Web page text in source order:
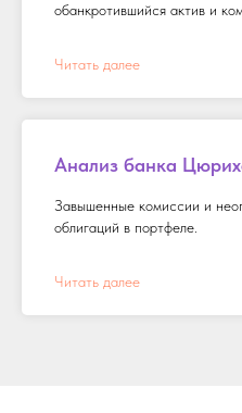
обанкротившийся актив и
Читать далее
Анализ банка
Завышенные комиссии и
облигаций в портфеле.
Читать далее